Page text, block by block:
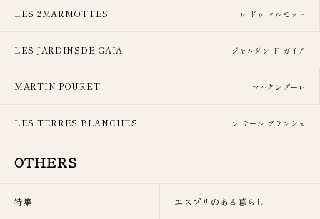
LES 2MARMOTTES レ ドゥ マルモット
LES JARDINSDE GAIA ジャルダン ド ガイア
MARTIN-POURET マルタンプーレ
LES TERRES BLANCHES レ テール ブランシュ
OTHERS
特集 エスプリのある暮らし